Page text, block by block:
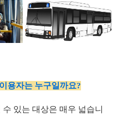
용자는 누구일까요?
있는 대상은 매우 넓습니